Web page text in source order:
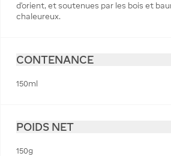
d'orient, et soutenues par les bois et
chaleureux.
CONTENANCE
150ml
POIDS NET
150g